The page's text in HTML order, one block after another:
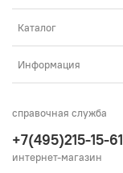
Каталог
Информация
справочная служба
+7(495)215-15-61
интернет-магазин